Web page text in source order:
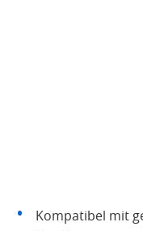
Kompatibel mit